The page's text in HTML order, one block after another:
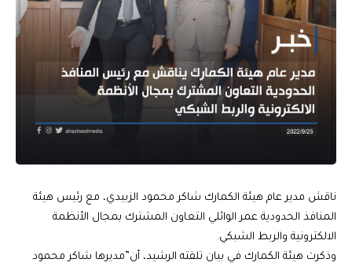
ناقش مدير عام هيئة الكمارك شاكر محمود الزبيدي، مع رئيس هيئة
المنافذ الحدودية عمر الوائلي التعاون المشترك بمجال الأنظمة
الالكترونية والربط الشبكي.
وذكرت هيئة الكمارك في بيان تلقته الرشيد، أن”مديرها شاكر محمود